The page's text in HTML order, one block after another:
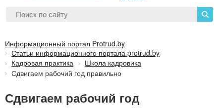
Информационный портал Protrud.by
Статьи информационного портала protrud.by
Кадровая практика
Школа кадровика
Сдвигаем рабочий год правильно
Сдвигаем рабочий год